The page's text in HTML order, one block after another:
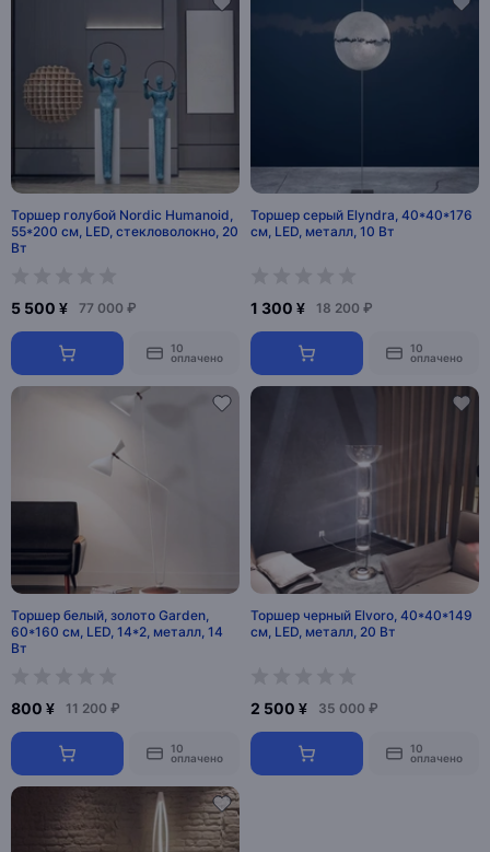
Торшер голубой Nordic Humanoid,
55*200 см, LED, стекловолокно, 20
Вт
5 500 ¥ 77 000 ₽
10
оплачено
Торшер серый Elyndra, 40*40*176
см, LED, металл, 10 Вт
1 300 ¥ 18 200 ₽
10
оплачено
Торшер белый, золото Garden,
60*160 см, LED, 14*2, металл, 14
Вт
800 ¥ 11 200 ₽
10
оплачено
Торшер черный Elvoro, 40*40*149
см, LED, металл, 20 Вт
2 500 ¥ 35 000 ₽
10
оплачено